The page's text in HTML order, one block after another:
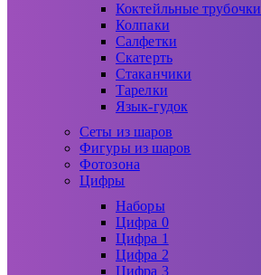
Коктейльные трубочки
Колпаки
Салфетки
Скатерть
Стаканчики
Тарелки
Язык-гудок
Сеты из шаров
Фигуры из шаров
Фотозона
Цифры
Наборы
Цифра 0
Цифра 1
Цифра 2
Цифра 3